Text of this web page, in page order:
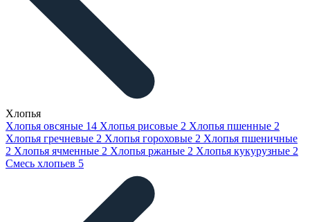
Хлопья
Хлопья овсяные 14 Хлопья рисовые 2 Хлопья пшенные 2
Хлопья гречневые 2 Хлопья гороховые 2 Хлопья пшеничные
2 Хлопья ячменные 2 Хлопья ржаные 2 Хлопья кукурузные 2
Смесь хлопьев 5